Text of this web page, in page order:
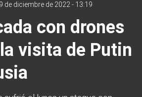
de diciembre de 2022 - 13:19
con drones
visita de Putin